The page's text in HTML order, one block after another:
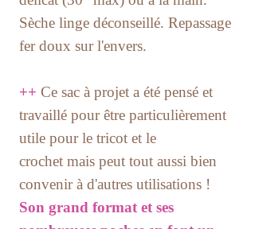
Sèche linge déconseillé. Repassage
fer doux sur l'envers.
++ Ce sac à projet a été pensé et
travaillé pour être particulièrement
utile pour le tricot et le
crochet mais peut tout aussi bien
convenir à d'autres utilisations !
Son grand format et ses